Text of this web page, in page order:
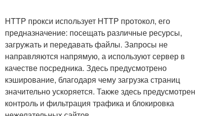
HTTP прокси использует HTTP протокол, его
предназначение: посещать различные ресурсы,
загружать и передавать файлы. Запросы не
направляются напрямую, а используют сервер в
качестве посредника. Здесь предусмотрено
кэширование, благодаря чему загрузка страниц
значительно ускоряется. Также здесь предусмотрен
контроль и фильтрация трафика и блокировка